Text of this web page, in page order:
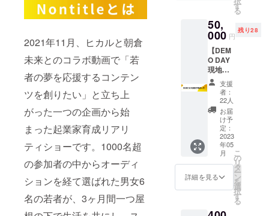
2021年11月、ヒカルと朝倉
未来とのコラボ動画で「若
者の夢を応援するコンテン
ツを創りたい」と立ち上
がった一つの企画から始
まった起業家育成リアリ
ティショーです。1000名超
の参加者の中からオーディ
ションを経て選ばれた男女6
名の若者が、3ヶ月間一つ屋
備考欄
にご希
名前を
ご記入
くださ
い。記
入がな
い場合
は
CAMPF
IREにて
使用さ
れてい
るハン
ネーム
を使用
IRE限定
番組ス
タッフT
シャツ
CAMPF
IRE限定
Nontitle
ステッ
カー
CAMPF
IRE支援
者だけ
の動画
コンテ
ンツ
（撮影
の舞台
裏動画
てプロ
サー兼
チーフ
メン
ター青
木＆出
演メン
バーの
支援者
限定コ
ラム全5
回をお
届け
CAMPF
IRE限定
Nontitle
タンブ
ラー
IRE限定
す
る
50,
000 円
残り28
【DEM
O DAY
現地見
学権
コー
ス】 お
礼の
メッ
セージ
CAMPF
IRE活動
報告に
てプロ
デュー
サー兼
チーフ
ター青
支援
者：
22人
お届
け予
定：
2023
年05
月
詳細を見る
こ
の
リ
タ
ー
ン
を
選
択
す
る